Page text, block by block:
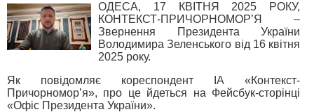
ОДЕСА, 17 КВІТНЯ 2025 РОКУ,
КОНТЕКСТ-ПРИЧОРНОМОР’Я –
Звернення Президента України
Володимира Зеленського від 16 квітня
2025 року.
Як повідомляє кореспондент ІА «Контекст-
Причорномор’я», про це йдеться на Фейсбук-сторінці
«Офіс Президента України».